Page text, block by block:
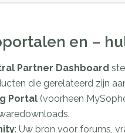
en –
Partner Dashboard
die gerelateerd zijn
Portal (voorheen
: Uw bron voor forums,